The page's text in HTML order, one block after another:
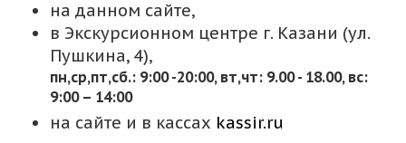
на данном сайте,
в Экскурсионном центре г. Казани (ул.
Пушкина, 4),
пн,cр,пт,сб.: 9:00 -20:00, вт,чт: 9.00 - 18.00, вс:
9:00 – 14:00
на сайте и в кассах kassir.ru